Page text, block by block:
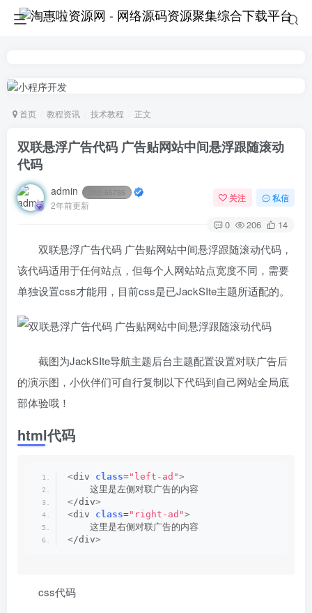
首页 教程资讯 技术教程 正文
双联悬浮广告代码 广告贴网站中间悬浮跟随滚动
代码
admin 65785
2年前更新
关注 私信
0 206 14
双联悬浮广告代码 广告贴网站中间悬浮跟随滚动代码，
该代码适用于任何站点，但每个人网站站点宽度不同，需要
单独设置css才能用，目前css是已JackSIte主题所适配的。
截图为JackSIte导航主题后台主题配置设置对联广告后
的演示图，小伙伴们可自行复制以下代码到自己网站全局底
部体验哦！
html代码
<div class="left-ad">
    这里是左侧对联广告的内容
</div>
<div class="right-ad">
    这里是右侧对联广告的内容
</div>
css代码